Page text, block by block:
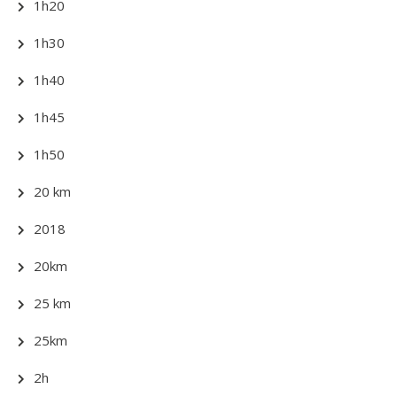
1h20
1h30
1h40
1h45
1h50
20 km
2018
20km
25 km
25km
2h